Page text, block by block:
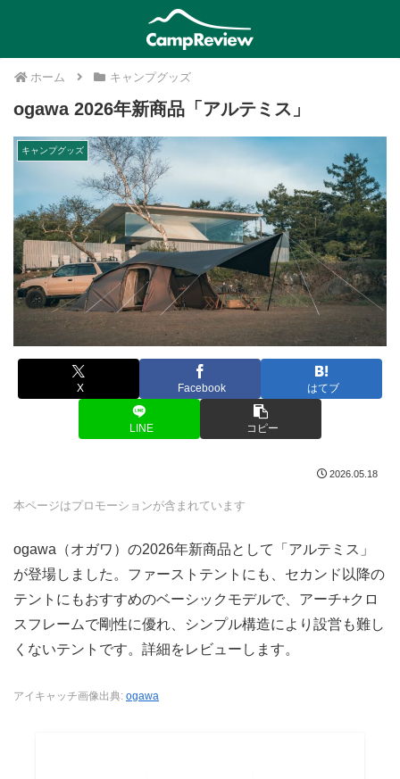
ホーム キャンプグッズ
ogawa 2026年新商品「アルテミス」
キャンプグッズ
X Facebook はてブ
LINE コピー
2026.05.18
本ページはプロモーションが含まれています
ogawa（オガワ）の2026年新商品として「アルテミス」
が登場しました。ファーストテントにも、セカンド以降の
テントにもおすすめのベーシックモデルで、アーチ+クロ
スフレームで剛性に優れ、シンプル構造により設営も難し
くないテントです。詳細をレビューします。
アイキャッチ画像出典: ogawa